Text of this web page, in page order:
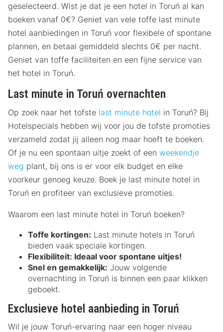
geselecteerd. Wist je dat je een hotel in Toruń al kan
boeken vanaf 0€? Geniet van vele toffe last minute
hotel aanbiedingen in Toruń voor flexibele of spontane
plannen, en betaal gemiddeld slechts 0€ per nacht.
Geniet van toffe faciliteiten en een fijne service van
het hotel in Toruń.
Last minute in Toruń overnachten
Op zoek naar het tofste last minute hotel in Toruń? Bij
Hotelspecials hebben wij voor jou de tofste promoties
verzameld zodat jij alleen nog maar hoeft te boeken.
Of je nu een spontaan uitje zoekt of een weekendje
weg plant, bij ons is er voor elk budget en elke
voorkeur genoeg keuze. Boek je last minute hotel in
Toruń en profiteer van exclusieve promoties.
Waarom een last minute hotel in Toruń boeken?
Toffe kortingen: Last minute hotels in Toruń
bieden vaak speciale kortingen.
Flexibiliteit: Ideaal voor spontane uitjes!
Snel en gemakkelijk: Jouw volgende
overnachting in Toruń is binnen een paar klikken
geboekt.
Exclusieve hotel aanbieding in Toruń
Wil je jouw Toruń-ervaring naar een hoger niveau